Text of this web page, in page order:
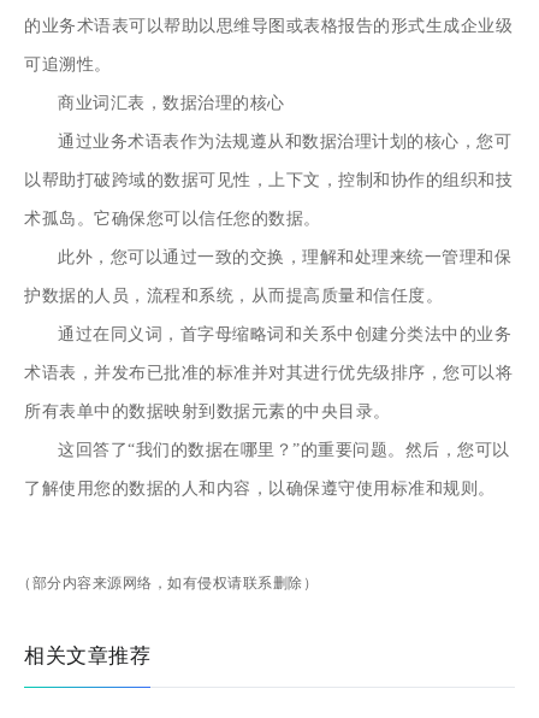
的业务术语表可以帮助以思维导图或表格报告的形式生成企业级
可追溯性。
商业词汇表，数据治理的核心
通过业务术语表作为法规遵从和数据治理计划的核心，您可
以帮助打破跨域的数据可见性，上下文，控制和协作的组织和技
术孤岛。它确保您可以信任您的数据。
此外，您可以通过一致的交换，理解和处理来统一管理和保
护数据的人员，流程和系统，从而提高质量和信任度。
通过在同义词，首字母缩略词和关系中创建分类法中的业务
术语表，并发布已批准的标准并对其进行优先级排序，您可以将
所有表单中的数据映射到数据元素的中央目录。
这回答了“我们的数据在哪里？”的重要问题。然后，您可以
了解使用您的数据的人和内容，以确保遵守使用标准和规则。
（部分内容来源网络，如有侵权请联系删除）
相关文章推荐